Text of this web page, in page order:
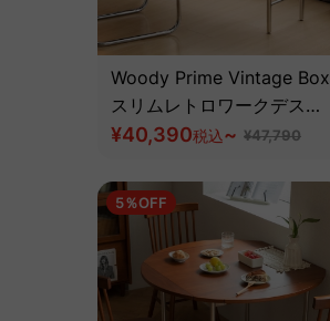
Woody Prime Vintage Box
スリムレトロワークデスク
【高級天然ツゲ材】
¥40,390税込~ ¥47,790
5％OFF